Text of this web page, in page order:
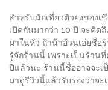
MAPS
MY
ACCOUNT
สำหรับนักเที่ยวตัวยงของเ
เปิดกันมากว่า 10 ปี จะคิด
มาในหัว ถ้าน้าอ้วนเอ่ยชื่อ
รู้จักร้านนี้ เพราะเป็นร้าน
ปีแล้วนะ ร้านนี้ชื่ออาจจะ
มาดูรีวิวนี้แล้วรับรองว่าจะ